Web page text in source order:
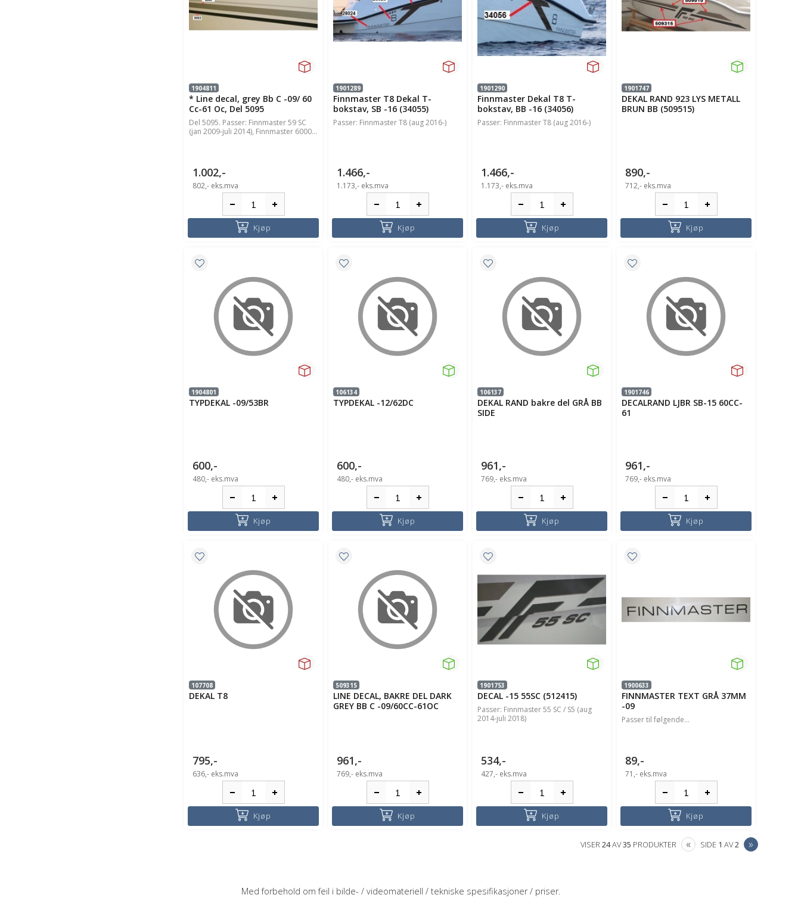
1904811
* Line decal, grey Bb C -09/ 60
Cc-61 Oc, Del 5095
Del 5095. Passer: Finnmaster 59 SC
(jan 2009-juli 2014), Finnmaster 6000...
1.002,-
802,- eks.mva
Kjøp
1901289
Finnmaster T8 Dekal T-
bokstav, SB -16 (34055)
Passer: Finnmaster T8 (aug 2016-)
1.466,-
1.173,- eks.mva
Kjøp
1901290
Finnmaster Dekal T8 T-
bokstav, BB -16 (34056)
Passer: Finnmaster T8 (aug 2016-)
1.466,-
1.173,- eks.mva
Kjøp
1901747
DEKAL RAND 923 LYS METALL
BRUN BB (509515)
890,-
712,- eks.mva
Kjøp
1904801
TYPDEKAL -09/53BR
600,-
480,- eks.mva
Kjøp
106134
TYPDEKAL -12/62DC
600,-
480,- eks.mva
Kjøp
106137
DEKAL RAND bakre del GRÅ BB
SIDE
961,-
769,- eks.mva
Kjøp
1901746
DECALRAND LJBR SB-15 60CC-
61
961,-
769,- eks.mva
Kjøp
107708
DEKAL T8
795,-
636,- eks.mva
Kjøp
509315
LINE DECAL, BAKRE DEL DARK
GREY BB C -09/60CC-61OC
961,-
769,- eks.mva
Kjøp
1901753
DECAL -15 55SC (512415)
Passer: Finnmaster 55 SC / S5 (aug
2014-juli 2018)
534,-
427,- eks.mva
Kjøp
1900633
FINNMASTER TEXT GRÅ 37MM
-09
Passer til følgende...
89,-
71,- eks.mva
Kjøp
VISER 24AV35 PRODUKTER «PREVIOUS
SIDE 1 AV2 »NEXT
Med forbehold om feil i bilde- / videomateriell / tekniske spesifikasjoner / priser.